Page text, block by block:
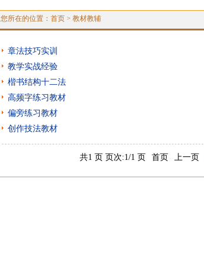
您所在的位置： 首页 > 教材教辅
章法技巧实训
教学实战经验
楷书结构十二法
高频字练习教材
偏旁练习教材
创作技法教材
共1 页 页次:1/1 页 首页 上一页